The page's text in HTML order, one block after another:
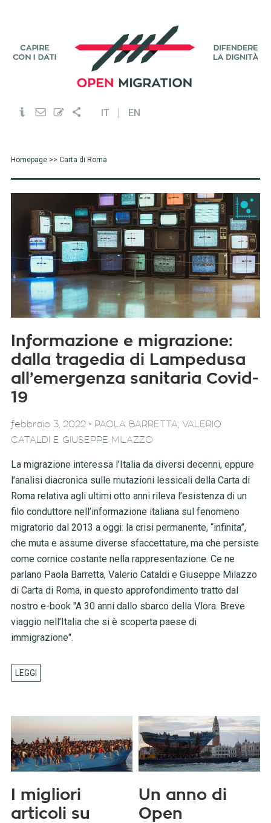
IT EN
Homepage>> Carta di Roma
Informazione e migrazione:
dalla tragedia di Lampedusa
all’emergenza sanitaria Covid-
19
febbraio 3, 2022- PAOLA BARRETTA, VALERIO
CATALDI E GIUSEPPE MILAZZO
La migrazione interessa l’Italia da diversi decenni, eppure
l’analisi diacronica sulle mutazioni lessicali della Carta di
Roma relativa agli ultimi otto anni rileva l’esistenza di un
filo conduttore nell’informazione italiana sul fenomeno
migratorio dal 2013 a oggi: la crisi permanente, “infinita”,
che muta e assume diverse sfaccettature, ma che persiste
come cornice costante nella rappresentazione. Ce ne
parlano Paola Barretta, Valerio Cataldi e Giuseppe Milazzo
di Carta di Roma, in questo approfondimento tratto dal
nostro e-book "A 30 anni dallo sbarco della Vlora. Breve
viaggio nell’Italia che si è scoperta paese di
immigrazione".
I migliori
articoli su
Un anno di
Open